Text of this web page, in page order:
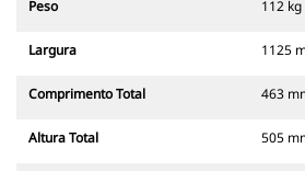
Peso 112 kg
Largura 1125
Comprimento Total 463
Altura Total 505